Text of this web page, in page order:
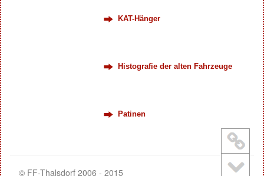
KAT-Hänger
Histografie der alten Fahrzeuge
Patinen
© FF-Thalsdorf 2006 - 2015